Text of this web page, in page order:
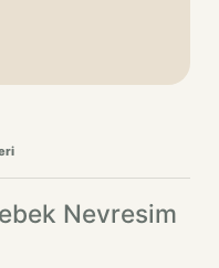
Nevresim